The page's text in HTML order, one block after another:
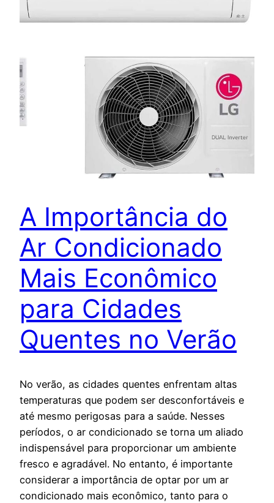
A Importância do
Ar Condicionado
Mais Econômico
para Cidades
Quentes no Verão
No verão, as cidades quentes enfrentam altas
temperaturas que podem ser desconfortáveis e
até mesmo perigosas para a saúde. Nesses
períodos, o ar condicionado se torna um aliado
indispensável para proporcionar um ambiente
fresco e agradável. No entanto, é importante
considerar a importância de optar por um ar
condicionado mais econômico, tanto para o